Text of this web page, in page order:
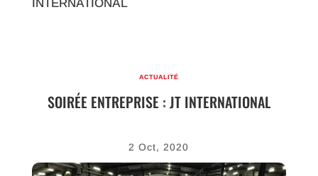
INTERNATIONAL
ACTUALITÉ
SOIRÉE ENTREPRISE : JT INTERNATIONAL
2 Oct, 2020